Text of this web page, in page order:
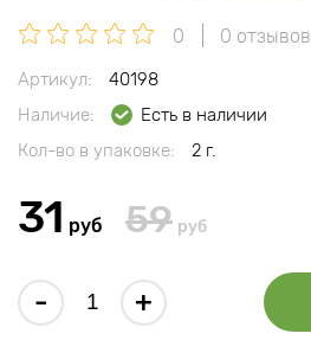
0 0 отзывов
Артикул:
40198
Наличие:
Есть в наличии
Кол-во в упаковке:
2 г.
31 руб 59 руб
- +